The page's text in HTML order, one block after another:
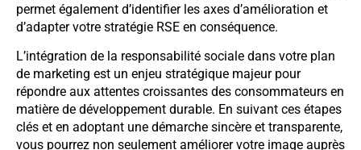
permet également d’identifier les axes d’amélioration et
d’adapter votre stratégie RSE en conséquence.
L’intégration de la responsabilité sociale dans votre plan
de marketing est un enjeu stratégique majeur pour
répondre aux attentes croissantes des consommateurs en
matière de développement durable. En suivant ces étapes
clés et en adoptant une démarche sincère et transparente,
vous pourrez non seulement améliorer votre image auprès